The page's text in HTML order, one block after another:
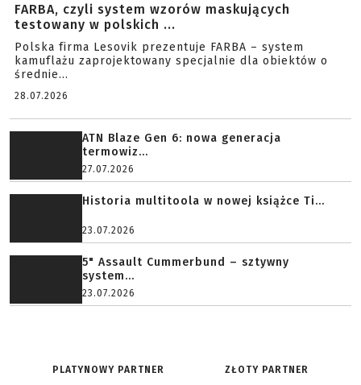
FARBA, czyli system wzorów maskujących
testowany w polskich ...
Polska firma Lesovik prezentuje FARBA – system
kamuflażu zaprojektowany specjalnie dla obiektów o
średnie...
28.07.2026
ATN Blaze Gen 6: nowa generacja
termowiz...
27.07.2026
Historia multitoola w nowej książce Ti...
23.07.2026
5" Assault Cummerbund – sztywny
system...
23.07.2026
PLATYNOWY PARTNER ZŁOTY PARTNER